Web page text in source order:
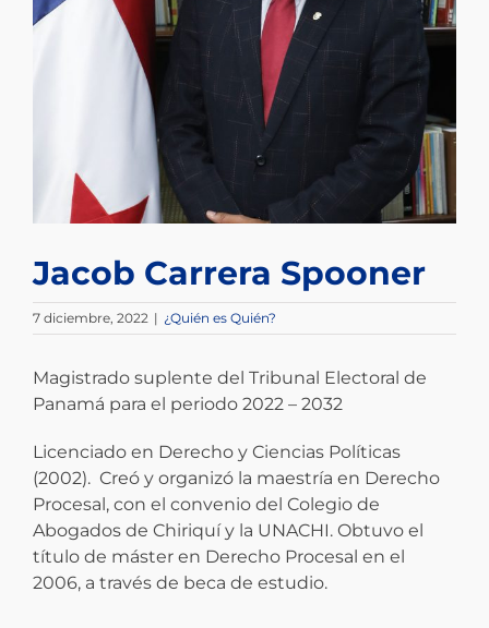
Jacob Carrera Spooner
7 diciembre, 2022 | ¿Quién es Quién?
Magistrado suplente del Tribunal Electoral de
Panamá para el periodo 2022 – 2032
Licenciado en Derecho y Ciencias Políticas
(2002). Creó y organizó la maestría en Derecho
Procesal, con el convenio del Colegio de
Abogados de Chiriquí y la UNACHI. Obtuvo el
título de máster en Derecho Procesal en el
2006, a través de beca de estudio.